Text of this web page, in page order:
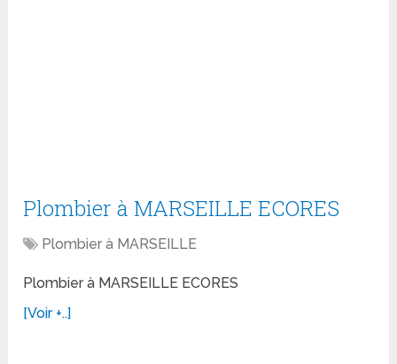
Plombier à MARSEILLE ECORES
Plombier à MARSEILLE
Plombier à MARSEILLE ECORES
[Voir +..]